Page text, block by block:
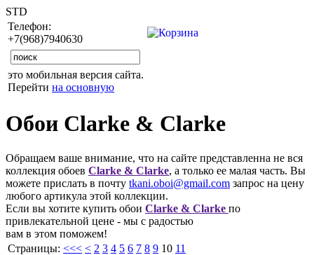
STD
Телефон:
+7(968)7940630
это мобильная версия сайта.
Перейти на основную
Обои Clarke & Clarke
Обращаем ваше внимание, что на сайте представленна не вся
коллекция обоев Clarke & Clarke, а только ее малая часть. Вы
можете прислать в почту tkani.oboi@gmail.com запрос на цену
любого артикула этой коллекции.
Если вы хотите купить обои Clarke & Clarke по
привлекательной цене - мы с радостью
вам в этом поможем!
Страницы: <<< < 2 3 4 5 6 7 8 9 10 11